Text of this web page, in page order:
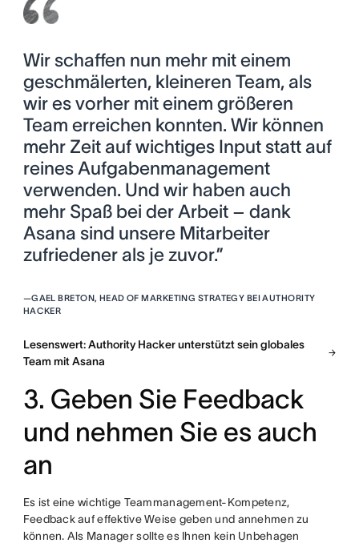
Wir schaffen nun mehr mit einem
geschmälerten, kleineren Team, als
wir es vorher mit einem größeren
Team erreichen konnten. Wir können
mehr Zeit auf wichtiges Input statt auf
reines Aufgabenmanagement
verwenden. Und wir haben auch
mehr Spaß bei der Arbeit – dank
Asana sind unsere Mitarbeiter
zufriedener als je zuvor.”
—GAEL BRETON, HEAD OF MARKETING STRATEGY BEI AUTHORITY
HACKER
Lesenswert: Authority Hacker unterstützt sein globales
Team mit Asana
3. Geben Sie Feedback
und nehmen Sie es auch
an
Es ist eine wichtige Teammanagement-Kompetenz,
Feedback auf effektive Weise geben und annehmen zu
können. Als Manager sollte es Ihnen kein Unbehagen